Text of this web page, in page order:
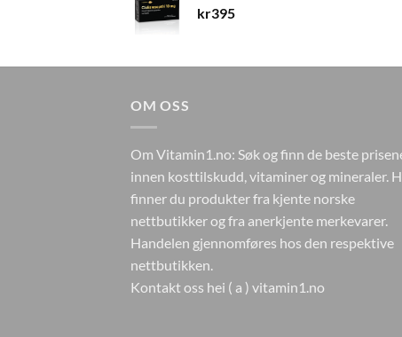
kr395
OM OSS
Om Vitamin1.no: Søk og finn de beste
innen kosttilskudd, vitaminer og mineraler.
finner du produkter fra kjente norske
nettbutikker og fra anerkjente merkevarer.
Handelen gjennomføres hos den respektive
nettbutikken.
Kontakt oss hei ( a ) vitamin1.no